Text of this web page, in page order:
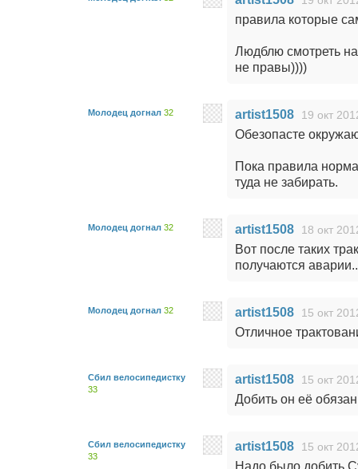
правила которые
Людблю смотреть
не правы))))
Молодец догнал 32 artist1508 19 окт
Обезопасте
Пока правила
туда не забирать.
Молодец догнал 32 artist1508 18 окт
Вот после таких
получаются
Молодец догнал 32 artist1508 15 окт
Отличное
Сбил велосипедистку
33
artist1508 15 окт
Добить он её
Сбил велосипедистку
33
artist1508 15 окт
Надо было добить